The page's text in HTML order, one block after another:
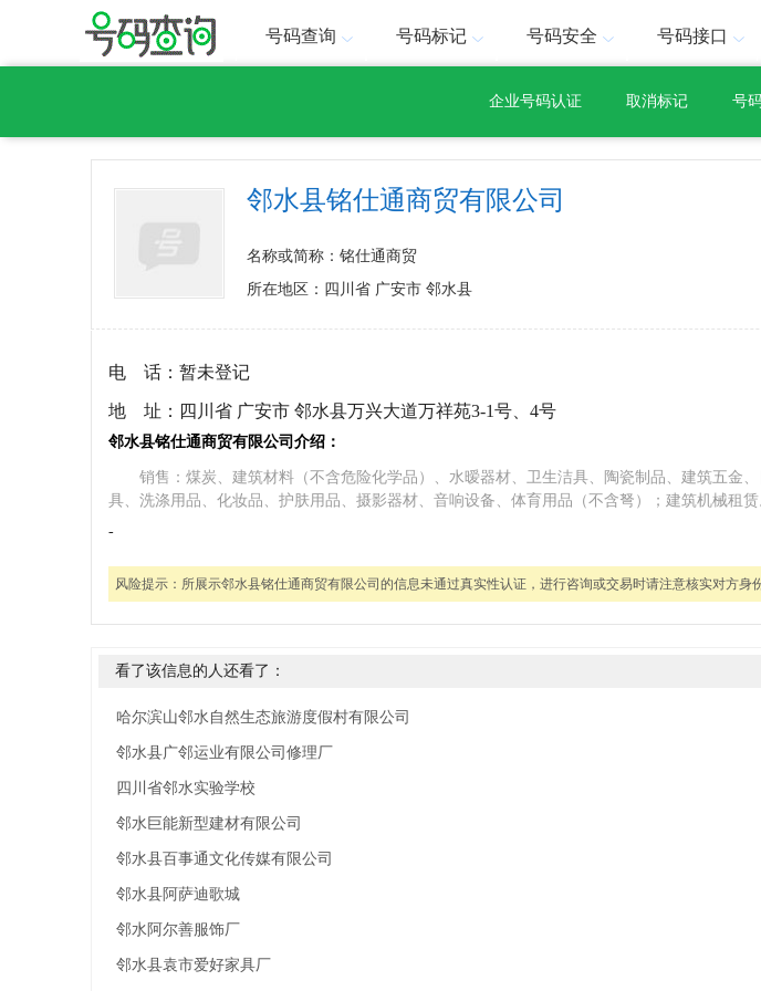
号码查询 号码标记 号码安全 号码接口
企业号码认证 取消标记 号
邻水县铭仕通商贸有限公司
名称或简称：铭仕通商贸
所在地区：四川省 广安市 邻水县
电 话： 暂未登记
地 址： 四川省 广安市 邻水县万兴大道万祥苑3-1号、4号
邻水县铭仕通商贸有限公司介绍：
销售：煤炭、建筑材料（不含危险化学品）、水暧器材、卫生洁具、陶瓷制品、建筑五金
具、洗涤用品、化妆品、护肤用品、摄影器材、音响设备、体育用品（不含弩）；建筑机械租赁
-
风险提示： 所展示邻水县铭仕通商贸有限公司的信息未通过真实性认证，进行咨询或交易时请注意核实对方身
看了该信息的人还看了：
哈尔滨山邻水自然生态旅游度假村有限公司
邻水县广邻运业有限公司修理厂
四川省邻水实验学校
邻水巨能新型建材有限公司
邻水县百事通文化传媒有限公司
邻水县阿萨迪歌城
邻水阿尔善服饰厂
邻水县袁市爱好家具厂